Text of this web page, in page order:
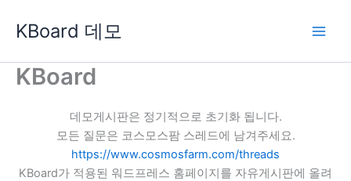
로
KBoard 데모
KBoard
데모게시판은 정기적으로 초기화 됩니다.
모든 질문은 코스모스팜 스레드에 남겨주세요.
https://www.cosmosfarm.com/threads
KBoard가 적용된 워드프레스 홈페이지를 자유게시판에 올려